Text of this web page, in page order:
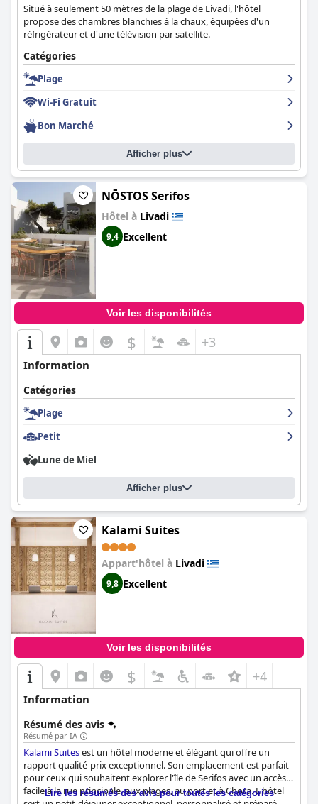
Situé à seulement 50 mètres de la plage de Livadi, l'hôtel
propose des chambres blanchies à la chaux, équipées d'un
réfrigérateur et d'une télévision par satellite.
Catégories
Plage
Wi-Fi Gratuit
Bon Marché
Afficher plus
NŌSTOS Serifos
Hôtel à Livadi
9,4 Excellent
Voir les disponibilités
$ +3
Information
Catégories
Plage
Petit
Lune de Miel
Afficher plus
Kalami Suites
Appart'hôtel à Livadi
9,8 Excellent
Voir les disponibilités
$ +4
Information
Résumé des avis
Résumé par IA
Kalami Suitesest un hôtel moderne et élégant qui offre un
rapport qualité-prix exceptionnel. Son emplacement est parfait
pour ceux qui souhaitent explorer l'île de Serifos avec un accès
facile à la rue principale, aux plages, au port et à Chora. L'hôtel
Lire les résumés des avis pour toutes les catégories